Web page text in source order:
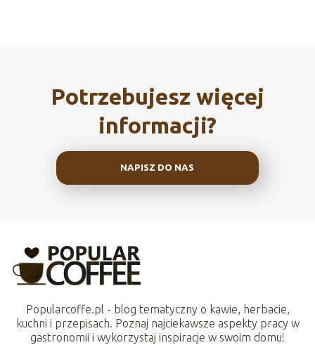
Potrzebujesz więcej
informacji?
NAPISZ DO NAS
Popularcoffe.pl - blog tematyczny o kawie, herbacie,
kuchni i przepisach. Poznaj najciekawsze aspekty pracy w
gastronomii i wykorzystaj inspiracje w swoim domu!